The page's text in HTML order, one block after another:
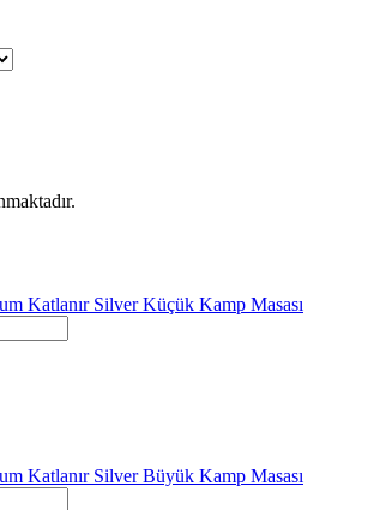
Katlanır Silver Küçük Kamp Masası
Katlanır Silver Büyük Kamp Masası